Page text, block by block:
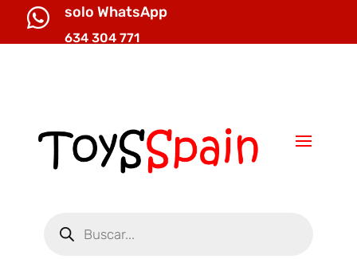
 solo WhatsApp
634 304 771
productos